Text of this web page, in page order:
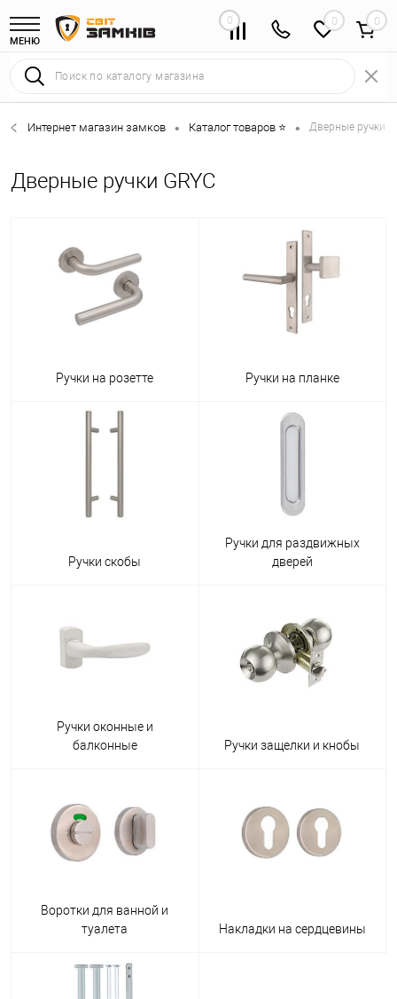
МЕНЮ
0 0
Интернет магазин замков • Каталог товаров ⭐ • Дверные ручки
Дверные ручки GRYC
Ручки на розетте Ручки на планке
Ручки скобы
Ручки для раздвижных
дверей
Ручки оконные и
балконные
Ручки защелки и кнобы
Воротки для ванной и
туалета
Накладки на сердцевины